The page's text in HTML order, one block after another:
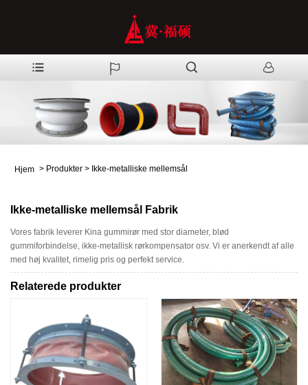
Hjem > Produkter > Ikke-metalliske mellemsål
Ikke-metalliske mellemsål Fabrik
Vores fabrik leverer Kina gummirør med stor diameter, blød
gummiforbindelse, ikke-metallisk rørkompensator osv. Vi er anerkendt af alle
med høj kvalitet, rimelig pris og perfekt service.
Relaterede produkter